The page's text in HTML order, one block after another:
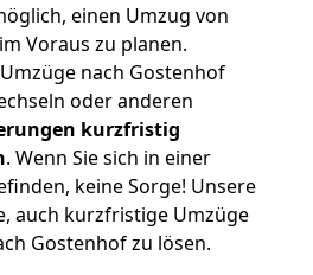
einen Umzug von
Voraus zu planen.
nach Gostenhof
oder anderen
kurzfristig
. Wenn Sie sich in einer
keine Sorge! Unsere
auch kurzfristige Umzüge
Gostenhof zu lösen.